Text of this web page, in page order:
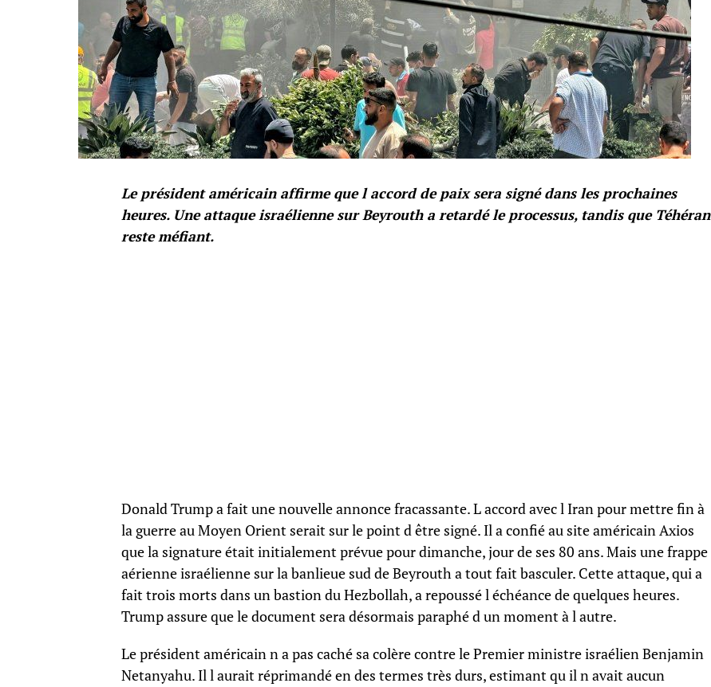
Le président américain affirme que l accord de paix sera signé dans les prochaines
heures. Une attaque israélienne sur Beyrouth a retardé le processus, tandis que Téhéran
reste méfiant.
Donald Trump a fait une nouvelle annonce fracassante. L accord avec l Iran pour mettre fin à
la guerre au Moyen Orient serait sur le point d être signé. Il a confié au site américain Axios
que la signature était initialement prévue pour dimanche, jour de ses 80 ans. Mais une frappe
aérienne israélienne sur la banlieue sud de Beyrouth a tout fait basculer. Cette attaque, qui a
fait trois morts dans un bastion du Hezbollah, a repoussé l échéance de quelques heures.
Trump assure que le document sera désormais paraphé d un moment à l autre.
Le président américain n a pas caché sa colère contre le Premier ministre israélien Benjamin
Netanyahu. Il l aurait réprimandé en des termes très durs, estimant qu il n avait aucun